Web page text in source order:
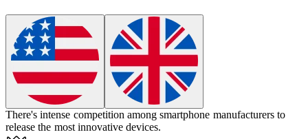
There's intense competition among smartphone manufacturers to
release the most innovative devices.